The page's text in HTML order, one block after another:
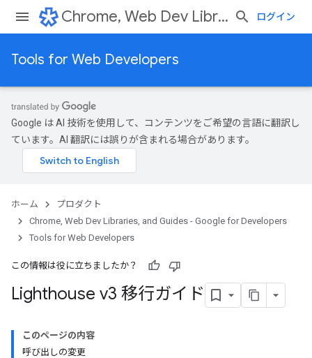
Chrome, Web Dev Libraries, and Guides - Google for Developers ログイン
Tools for Web Developers
Google は AI 技術を使用して、コンテンツをご希望の言語に翻訳し
ています。AI 翻訳には誤りが含まれる場合があります。
ホーム
プロダクト
Chrome, Web Dev Libraries, and Guides - Google for Developers
Tools for Web Developers
この情報は役に立ちましたか？
Lighthouse v3 移行ガイド
このページの内容
呼び出しの変更